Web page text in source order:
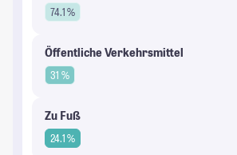
74.1 %
Öffentliche Verkehrsmittel
31 %
Zu Fuß
24.1 %